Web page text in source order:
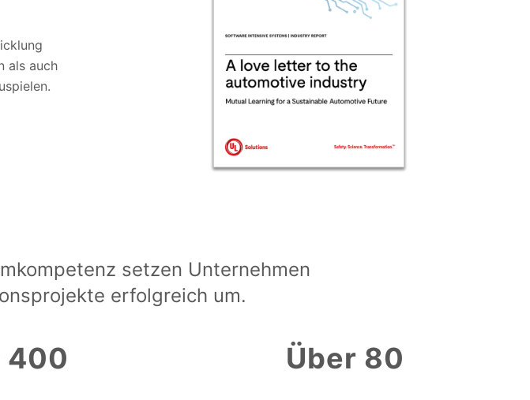
als auch
setzen Unternehmen
erfolgreich um.
400 Über 80